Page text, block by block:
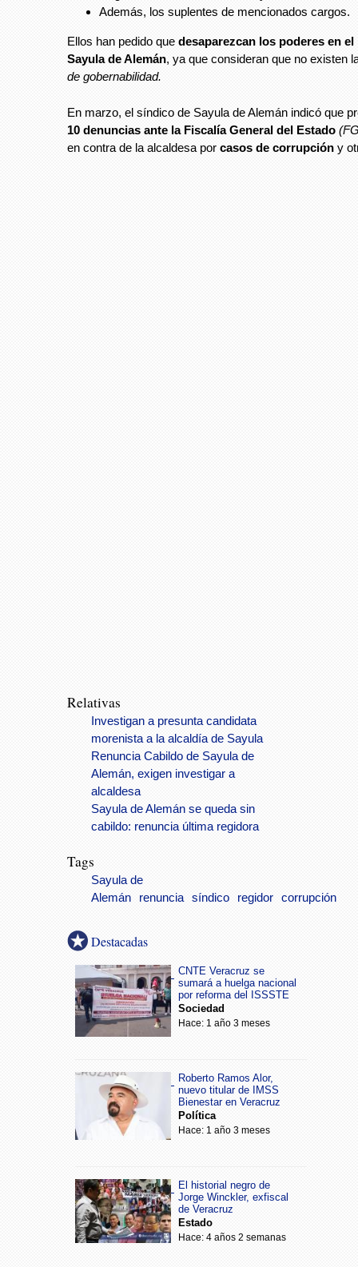
Además, los suplentes de mencionados cargos.
Ellos han pedido que desaparezcan los poderes en
Sayula de Alemán, ya que consideran que no existen
de gobernabilidad.
En marzo, el síndico de Sayula de Alemán indicó que
10 denuncias ante la Fiscalía General del Estado
en contra de la alcaldesa por casos de corrupción y
Relativas
Investigan a presunta candidata
morenista a la alcaldía de Sayula
Renuncia Cabildo de Sayula de
Alemán, exigen investigar a
alcaldesa
Sayula de Alemán se queda sin
cabildo: renuncia última regidora
Tags
Sayula de
Alemán
renuncia síndico regidor corrupción
Destacadas
CNTE Veracruz se
sumará a huelga nacional
por reforma del ISSSTE
Sociedad
Hace: 1 año 3 meses
Roberto Ramos Alor,
nuevo titular de IMSS
Bienestar en Veracruz
Política
Hace: 1 año 3 meses
El historial negro de
Jorge Winckler, exfiscal
de Veracruz
Estado
Hace: 4 años 2 semanas